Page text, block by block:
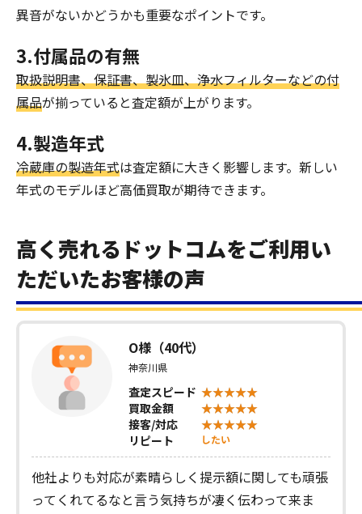
異音がないかどうかも重要なポイントです。
3.付属品の有無
取扱説明書、保証書、製氷皿、浄水フィルターなどの付
属品が揃っていると査定額が上がります。
4.製造年式
冷蔵庫の製造年式は査定額に大きく影響します。新しい
年式のモデルほど高価買取が期待できます。
高く売れるドットコムをご利用い
ただいたお客様の声
O様（40代）
神奈川県
査定スピード
買取金額
接客/対応
リピート
したい
他社よりも対応が素晴らしく提示額に関しても頑張
ってくれてるなと言う気持ちが凄く伝わって来ま